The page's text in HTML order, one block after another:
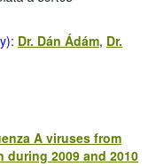
: Dr. Dán Ádám, Dr.
A viruses from
2009 and 2010